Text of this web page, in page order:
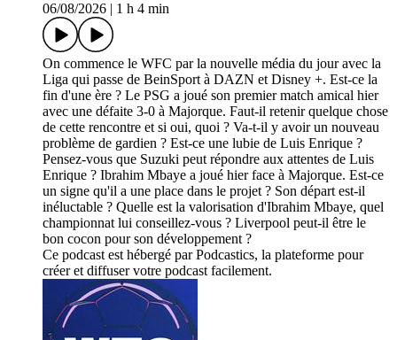
06/08/2026
1 h 4 min
On commence le WFC par la nouvelle média du jour avec la
Liga qui passe de BeinSport à DAZN et Disney +. Est-ce la
fin d'une ère ? Le PSG a joué son premier match amical hier
avec une défaite 3-0 à Majorque. Faut-il retenir quelque chose
de cette rencontre et si oui, quoi ? Va-t-il y avoir un nouveau
problème de gardien ? Est-ce une lubie de Luis Enrique ?
Pensez-vous que Suzuki peut répondre aux attentes de Luis
Enrique ? Ibrahim Mbaye a joué hier face à Majorque. Est-ce
un signe qu'il a une place dans le projet ? Son départ est-il
inéluctable ? Quelle est la valorisation d'Ibrahim Mbaye, quel
championnat lui conseillez-vous ? Liverpool peut-il être le
bon cocon pour son développement ?
Ce podcast est hébergé par Podcastics, la plateforme pour
créer et diffuser votre podcast facilement.